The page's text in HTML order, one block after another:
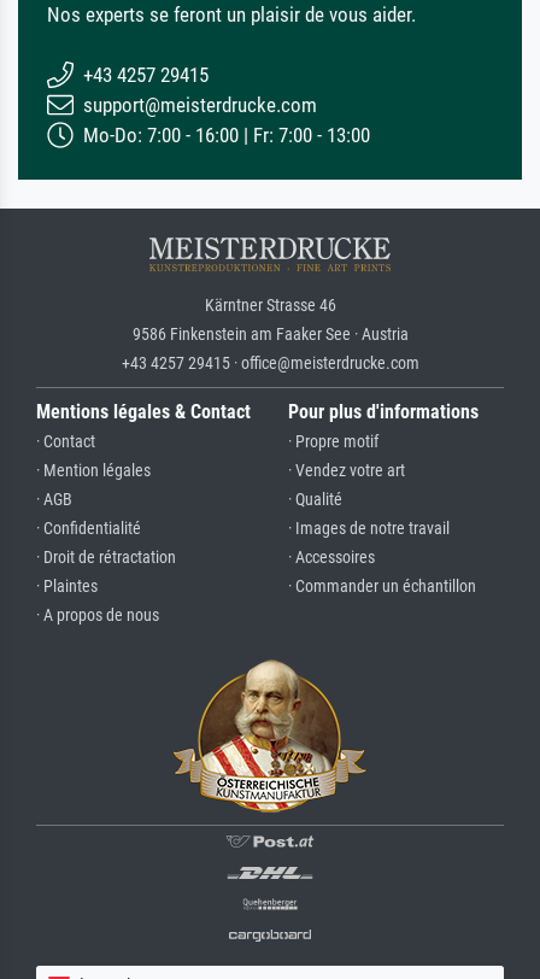
Nos experts se feront un plaisir de vous aider.
+43 4257 29415
support@meisterdrucke.com
Mo-Do: 7:00 - 16:00 | Fr: 7:00 - 13:00
Kärntner Strasse 46
9586 Finkenstein am Faaker See · Austria
+43 4257 29415 · office@meisterdrucke.com
Mentions légales & Contact
· Contact
· Mention légales
· AGB
· Confidentialité
· Droit de rétractation
· Plaintes
· A propos de nous
Pour plus d'informations
· Propre motif
· Vendez votre art
· Qualité
· Images de notre travail
· Accessoires
· Commander un échantillon